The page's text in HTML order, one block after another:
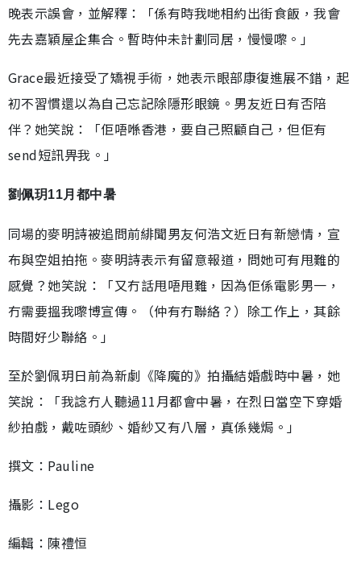
晚表示誤會，並解釋：「係有時我哋相約出街食飯，我會
先去嘉穎屋企集合。暫時仲未計劃同居，慢慢嚟。」
Grace最近接受了矯視手術，她表示眼部康復進展不錯，起
初不習慣還以為自己忘記除隱形眼鏡。男友近日有否陪
伴？她笑說：「佢唔喺香港，要自己照顧自己，但佢有
send短訊畀我。」
劉佩玥11月都中暑
同場的麥明詩被追問前緋聞男友何浩文近日有新戀情，宣
布與空姐拍拖。麥明詩表示有留意報道，問她可有甩難的
感覺？她笑說：「又冇話甩唔甩難，因為佢係電影男一，
冇需要搵我嚟博宣傳。（仲有冇聯絡？）除工作上，其餘
時間好少聯絡。」
至於劉佩玥日前為新劇《降魔的》拍攝結婚戲時中暑，她
笑說：「我諗冇人聽過11月都會中暑，在烈日當空下穿婚
紗拍戲，戴咗頭紗、婚紗又有八層，真係幾焗。」
撰文：Pauline
攝影：Lego
編輯：陳禮恒